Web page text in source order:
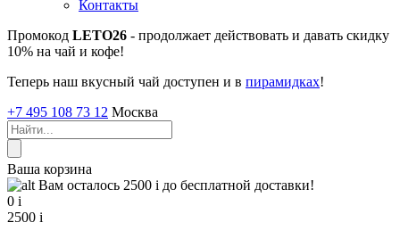
Контакты
Промокод LETO26 - продолжает действовать и давать скидку
10% на чай и кофе!
Теперь наш вкусный чай доступен и в пирамидках!
+7 495 108 73 12 Москва
Ваша корзина
Вам осталось 2500 i до бесплатной доставки!
0 i
2500 i